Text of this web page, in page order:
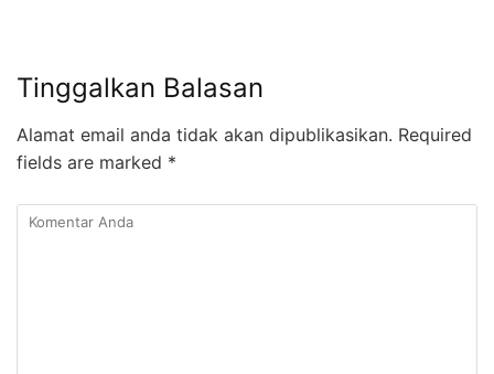
Tinggalkan Balasan
Alamat email anda tidak akan dipublikasikan. Required
fields are marked *